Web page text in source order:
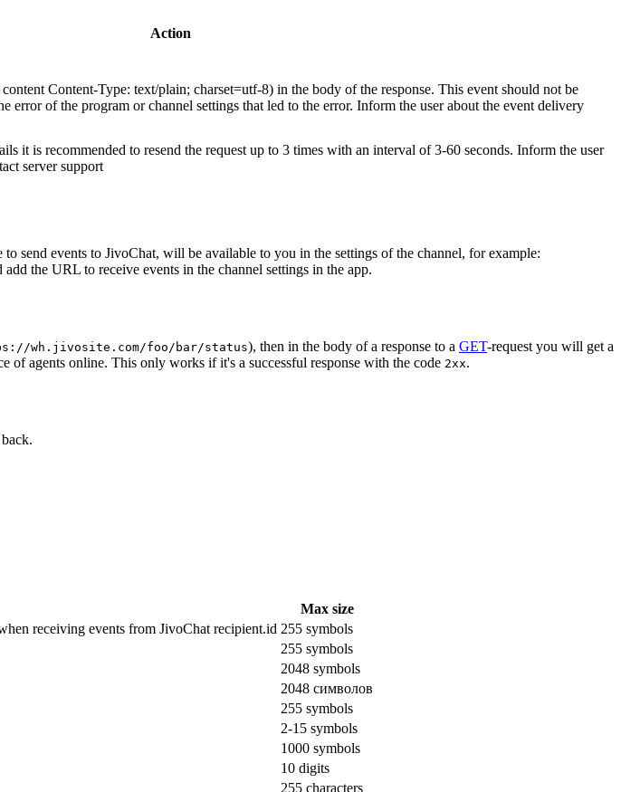
Action
Content-Type: text/plain; charset=utf-8) in the body of the response. This event should not be
error of the program or channel settings that led to the error. Inform the user about the event delivery
it is recommended to resend the request up to 3 times with an interval of 3-60 seconds. Inform the user
server support
to send events to JivoChat, will be available to you in the settings of the channel, for example:
the URL to receive events in the channel settings in the app.
wh.jivosite.com/foo/bar/status), then in the body of a response to a GET-request you will get a
of agents online. This only works if it's a successful response with the code 2xx.
Max size
receiving events from JivoChat recipient.id 255 symbols
255 symbols
2048 symbols
2048 символов
255 symbols
2-15 symbols
1000 symbols
10 digits
255 characters